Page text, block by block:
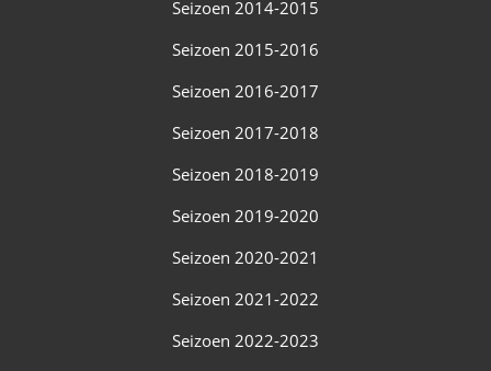
Seizoen 2014-2015
Seizoen 2015-2016
Seizoen 2016-2017
Seizoen 2017-2018
Seizoen 2018-2019
Seizoen 2019-2020
Seizoen 2020-2021
Seizoen 2021-2022
Seizoen 2022-2023